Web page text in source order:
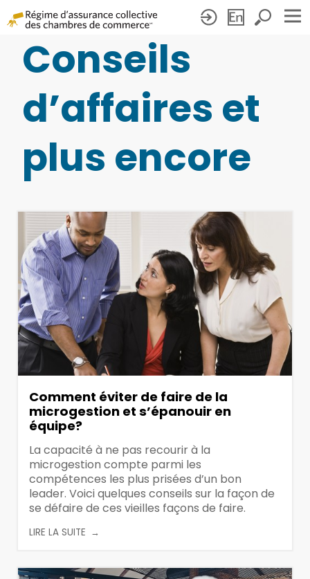
Blogues
Conseils
d’affaires et
plus encore
Comment éviter de faire de la
microgestion et s’épanouir en
équipe?
La capacité à ne pas recourir à la
microgestion compte parmi les
compétences les plus prisées d’un bon
leader. Voici quelques conseils sur la façon de
se défaire de ces vieilles façons de faire.
LIRE LA SUITE